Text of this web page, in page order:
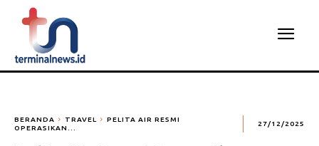
BERANDA TRAVEL
PELITA AIR RESMI
OPERASIKAN...
27/12/2025